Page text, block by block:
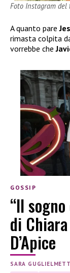
Foto Instagram
A quanto pare
rimasta colpita
vorrebbe che
GOSSIP
“Il
di
D’Apice
SARA